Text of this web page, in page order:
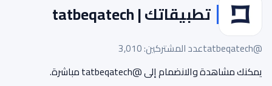
تطبيقاتك | tatbeqatech
@tatbeqatech
عدد المشتركين: 3,010
يمكنك مشاهدة والانضمام إلى @tatbeqatech مباشرة.